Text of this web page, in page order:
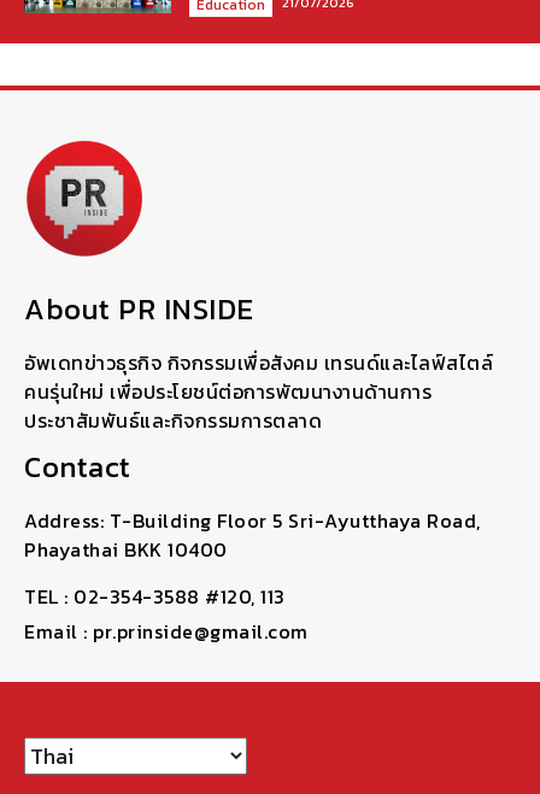
About PR INSIDE
อัพเดทข่าวธุรกิจ กิจกรรมเพื่อสังคม เทรนด์และไลฟ์สไตล์
คนรุ่นใหม่ เพื่อประโยชน์ต่อการพัฒนางานด้านการ
ประชาสัมพันธ์และกิจกรรมการตลาด
Contact
Address: T-Building Floor 5 Sri-Ayutthaya Road,
Phayathai BKK 10400
TEL : 02-354-3588 #120, 113
Email : pr.prinside@gmail.com